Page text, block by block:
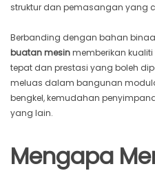
struktur dan pemasangan yang
Berbanding dengan bahan
buatan mesinmemberikan
tepat dan prestasi yang boleh
meluas dalam bangunan
bengkel, kemudahan
yang lain.
Mengapa